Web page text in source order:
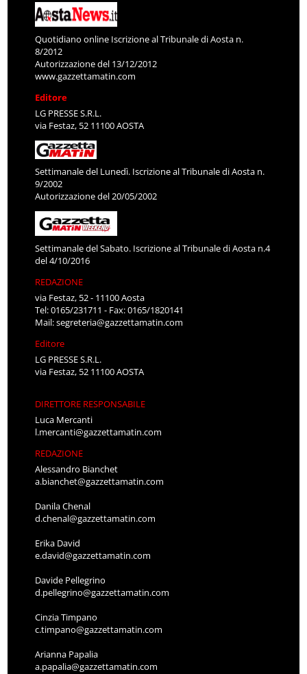
Quotidiano online Iscrizione al Tribunale di Aosta n.
8/2012
Autorizzazione del 13/12/2012
www.gazzettamatin.com
Editore
LG PRESSE S.R.L.
via Festaz, 52 11100 AOSTA
Settimanale del Lunedì. Iscrizione al Tribunale di Aosta n.
9/2002
Autorizzazione del 20/05/2002
Settimanale del Sabato. Iscrizione al Tribunale di Aosta n.4
del 4/10/2016
REDAZIONE
via Festaz, 52 - 11100 Aosta
Tel: 0165/231711 - Fax: 0165/1820141
Mail:segreteria@gazzettamatin.com
Editore
LG PRESSE S.R.L.
via Festaz, 52 11100 AOSTA
DIRETTORE RESPONSABILE
Luca Mercanti
l.mercanti@gazzettamatin.com
REDAZIONE
Alessandro Bianchet
a.bianchet@gazzettamatin.com
Danila Chenal
d.chenal@gazzettamatin.com
Erika David
e.david@gazzettamatin.com
Davide Pellegrino
d.pellegrino@gazzettamatin.com
Cinzia Timpano
c.timpano@gazzettamatin.com
Arianna Papalia
a.papalia@gazzettamatin.com